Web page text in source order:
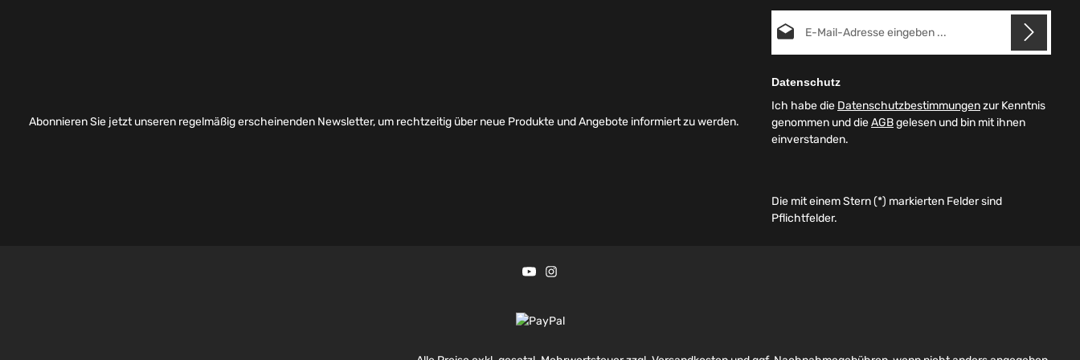
Abonnieren Sie jetzt unseren regelmäßig erscheinenden Newsletter, um rechtzeitig über neue Produkte und Angebote informiert zu werden.
Datenschutz
Ich habe die Datenschutzbestimmungenzur Kenntnis
genommen und dieAGBgelesen und bin mit ihnen
einverstanden.
Die mit einem Stern (*) markierten Felder sind
Pflichtfelder.